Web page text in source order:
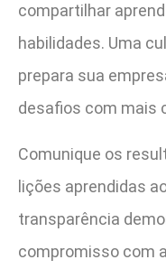
compartilhar
habilidades. Uma
prepara sua
desafios com mais
Comunique os
lições aprendidas
transparência
compromisso com